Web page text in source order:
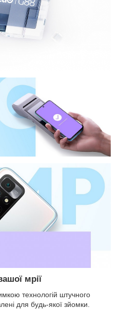
мрії
технологій штучного
для будь-якої зйомки.